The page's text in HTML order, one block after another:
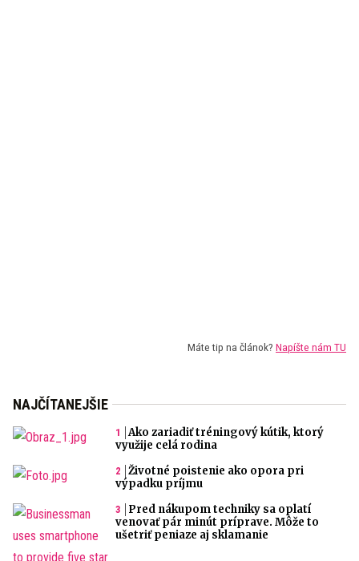
Máte tip na článok? Napíšte nám TU
NAJČÍTANEJŠIE
Ako zariadiť tréningový kútik, ktorý
využije celá rodina
Životné poistenie ako opora pri
výpadku príjmu
Pred nákupom techniky sa oplatí
venovať pár minút príprave. Môže to
ušetriť peniaze aj sklamanie